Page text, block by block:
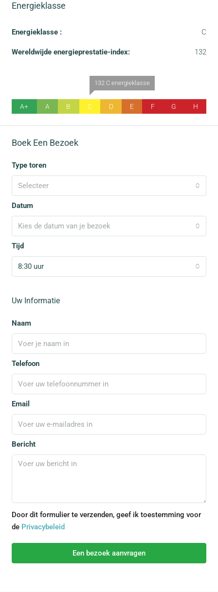
Energieklasse
Energieklasse : C
Wereldwijde energieprestatie-index: 132
A+ A B
132 C energieklasse
C D E F G H
Boek Een Bezoek
Type toren
Selecteer
Datum
Kies de datum van je bezoek
Tijd
8:30 uur
Uw Informatie
Naam
Telefoon
Email
Bericht
Door dit formulier te verzenden, geef ik toestemming voor
de Privacybeleid
Een bezoek aanvragen